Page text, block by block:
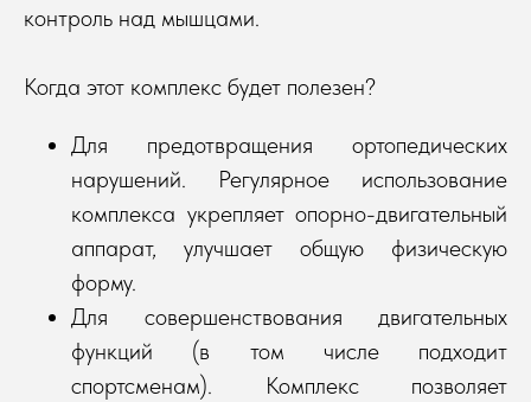
контроль над мышцами.
Когда этот комплекс будет полезен?
Для предотвращения ортопедических
нарушений. Регулярное использование
комплекса укрепляет опорно-двигательный
аппарат, улучшает общую физическую
форму.
Для совершенствования двигательных
функций (в том числе подходит
спортсменам). Комплекс позволяет